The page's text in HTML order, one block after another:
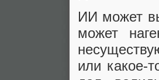
ИИ может
может
или какое-